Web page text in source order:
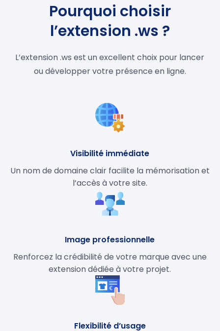
Pourquoi choisir
l’extension .ws ?
L’extension .ws est un excellent choix pour lancer
ou développer votre présence en ligne.
Visibilité immédiate
Un nom de domaine clair facilite la mémorisation et
l’accès à votre site.
Image professionnelle
Renforcez la crédibilité de votre marque avec une
extension dédiée à votre projet.
Flexibilité d’usage